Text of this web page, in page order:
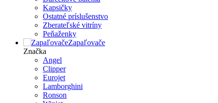
Kapsičky
Ostatné príslušenstvo
Zberateľské vitríny
Peňaženky
Zapaľovače
Značka
Angel
Clipper
Eurojet
Lamborghini
Ronson